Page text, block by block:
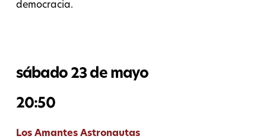
democracia.
sábado 23 de mayo
20:50
Los Amantes Astronautas